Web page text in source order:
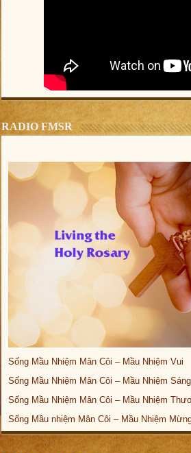
RADIO FMSR
Sống Mầu Nhiệm Mân Côi – Mầu Nhiệm Vui
Sống Mầu Nhiệm Mân Côi – Mầu Nhiệm Sáng
Sống Mầu Nhiệm Mân Côi – Mầu Nhiệm
Sống Mầu nhiệm Mân Côi – Mầu Nhiệm